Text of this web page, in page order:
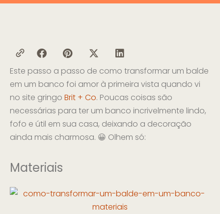
Este passo a passo de como transformar um balde
em um banco foi amor à primeira vista quando vi
no site gringo Brit + Co. Poucas coisas são
necessárias para ter um banco incrivelmente lindo,
fofo e útil em sua casa, deixando a decoração
ainda mais charmosa. 😀 Olhem só:
Materiais